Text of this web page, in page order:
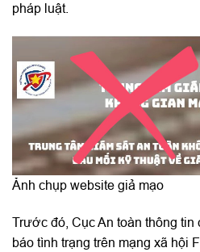
pháp luật.
Ảnh chụp website giả mạo
Trước đó, Cục An toàn thông tin
báo tình trạng trên mạng xã hội